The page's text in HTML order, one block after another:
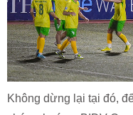
Không dừng lại tại đó,